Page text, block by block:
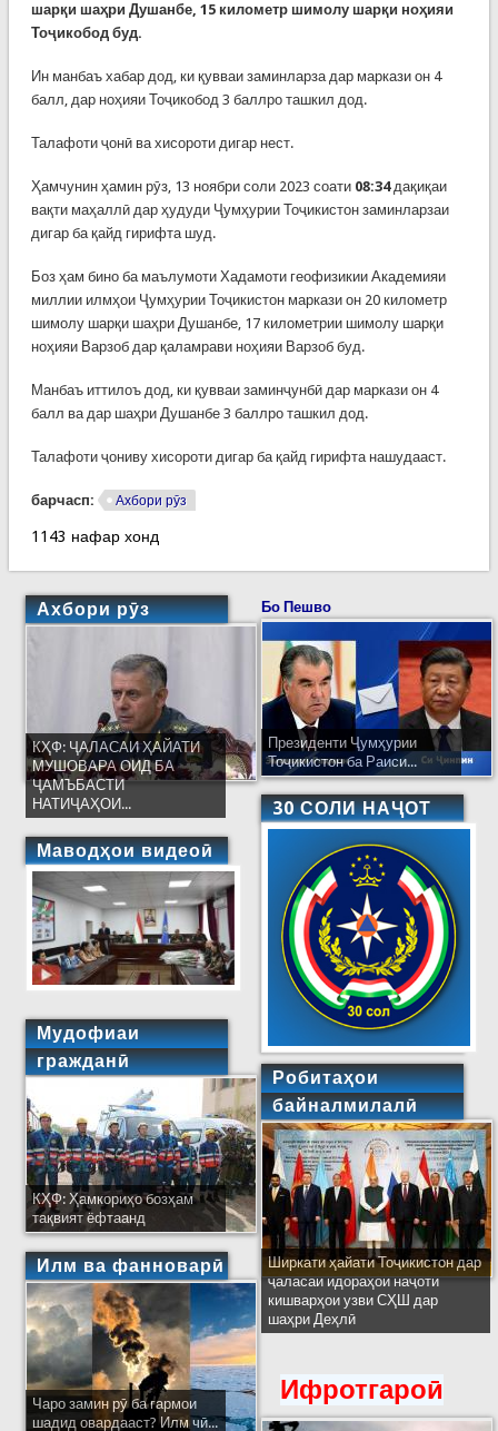
шарқи шаҳри Душанбе, 15 километр шимолу шарқи ноҳияи
Тоҷикобод буд.
Ин манбаъ хабар дод, ки қувваи заминларза дар маркази он 4
балл, дар ноҳияи Тоҷикобод 3 баллро ташкил дод.
Талафоти ҷонӣ ва хисороти дигар нест.
Ҳамчунин ҳамин рӯз, 13 ноябри соли 2023 соати 08:34дақиқаи
вақти маҳаллӣ дар ҳудуди Ҷумҳурии Тоҷикистон заминларзаи
дигар ба қайд гирифта шуд.
Боз ҳам бино ба маълумоти Хадамоти геофизикии Академияи
миллии илмҳои Ҷумҳурии Тоҷикистон маркази он 20 километр
шимолу шарқи шаҳри Душанбе, 17 километрии шимолу шарқи
ноҳияи Варзоб дар қаламрави ноҳияи Варзоб буд.
Манбаъ иттилоъ дод, ки қувваи заминҷунбӣ дар маркази он 4
балл ва дар шаҳри Душанбе 3 баллро ташкил дод.
Талафоти ҷониву хисороти дигар ба қайд гирифта нашудааст.
барчасп: Ахбори рӯз
1143 нафар хонд
Ахбори рӯз
КҲФ: ҶАЛАСАИ ҲАЙАТИ
МУШОВАРА ОИД БА
ҶАМЪБАСТИ
НАТИҶАҲОИ...
Маводҳои видеоӣ
Мудофиаи
гражданӣ
КҲФ: Ҳамкориҳо бозҳам
тақвият ёфтаанд
Илм ва фанноварӣ
Чаро замин рӯ ба гармои
шадид овардааст? Илм чӣ...
Бо Пешво
Президенти Ҷумҳурии
Тоҷикистон ба Раиси...
30 СОЛИ НАҶОТ
Робитаҳои
байналмилалӣ
Ширкати ҳайати Тоҷикистон дар
ҷаласаи идораҳои наҷоти
кишварҳои узви СҲШ дар
шаҳри Деҳлӣ
Ифротгароӣ